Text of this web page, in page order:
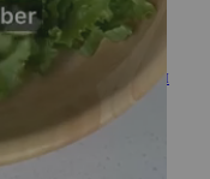
оскорблены